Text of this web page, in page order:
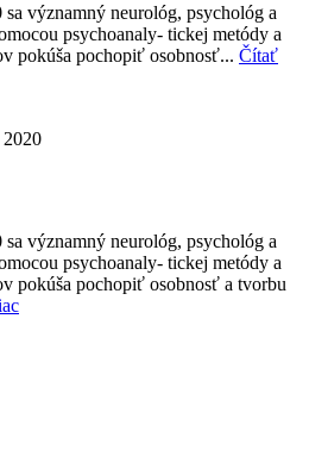
významný neurológ, psychológ a
psychoanaly- tickej metódy a
pokúša pochopiť osobnosť... Čítať
2020
významný neurológ, psychológ a
psychoanaly- tickej metódy a
pokúša pochopiť osobnosť a tvorbu